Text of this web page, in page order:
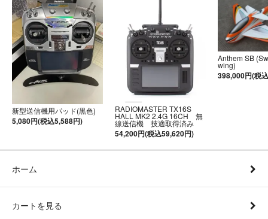
新型送信機用パッド(黒色)
5,080円(税込5,588円)
RADIOMASTER TX16S
HALL MK2 2.4G 16CH 無
線送信機 技適取得済み
54,200円(税込59,620円)
Anthem SB
wing)
398,000円(税
ホーム
カートを見る